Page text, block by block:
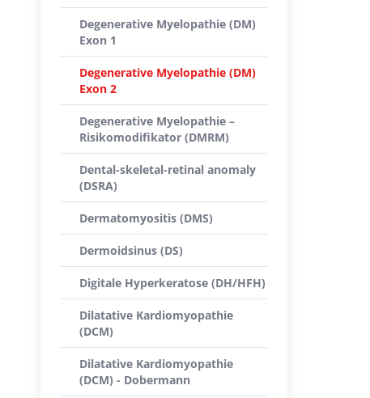
Degenerative Myelopathie (DM)
Exon 1
Degenerative Myelopathie (DM)
Exon 2
Degenerative Myelopathie –
Risikomodifikator (DMRM)
Dental-skeletal-retinal anomaly
(DSRA)
Dermatomyositis (DMS)
Dermoidsinus (DS)
Digitale Hyperkeratose (DH/HFH)
Dilatative Kardiomyopathie
(DCM)
Dilatative Kardiomyopathie
(DCM) - Dobermann